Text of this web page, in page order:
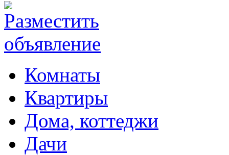
Комнаты
Квартиры
Дома, коттеджи
Дачи